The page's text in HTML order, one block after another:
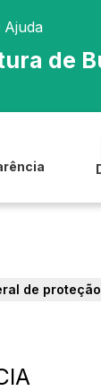
Ajuda
de
de